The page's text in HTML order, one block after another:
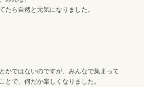
たら自然と元気になりました。
かではないのですが、みんなで集まって
とで、何だか楽しくなりました。